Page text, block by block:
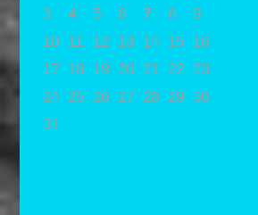
3
4 5 6 7 8
9
10
11 12 13 14 15
16
17
18 19 20 21 22
23
24
25 26 27 28 29 30
31